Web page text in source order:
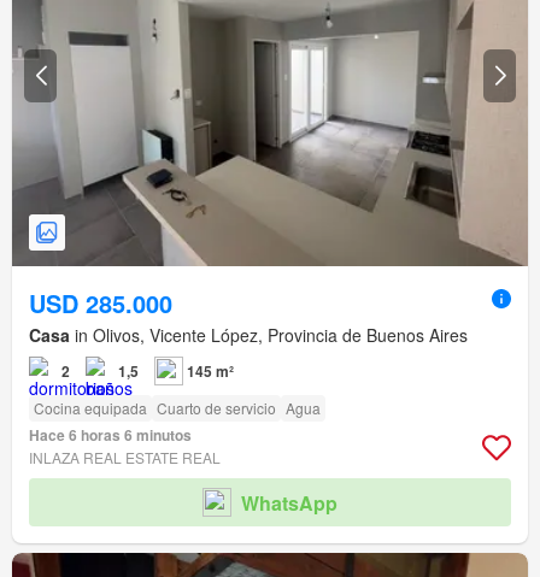
USD 285.000
Casa in Olivos, Vicente López, Provincia de Buenos Aires
2 1,5 145 m²
Cocina equipada Cuarto de servicio Agua
Hace 6 horas 6 minutos
INLAZA REAL ESTATE REAL
WhatsApp